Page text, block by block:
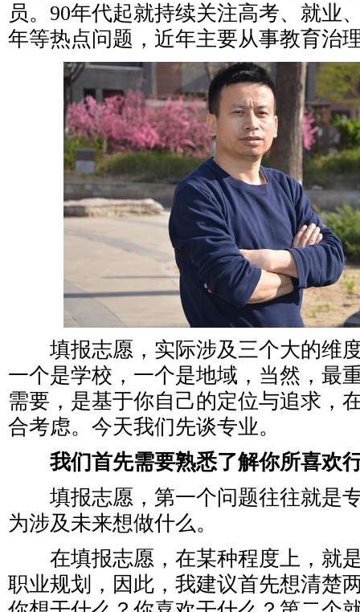
员。90年代起就持续关注高考、就业
年等热点问题，近年主要从事教育治
填报志愿，实际涉及三个大的维
一个是学校，一个是地域，当然，最
需要，是基于你自己的定位与追求，
合考虑。今天我们先谈专业。
我们首先需要熟悉了解你所喜欢
填报志愿，第一个问题往往就是
为涉及未来想做什么。
在填报志愿，在某种程度上，就
职业规划，因此，我建议首先想清楚